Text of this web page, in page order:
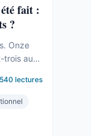
fait :
?
Onze
trois au
Des
540 lectures